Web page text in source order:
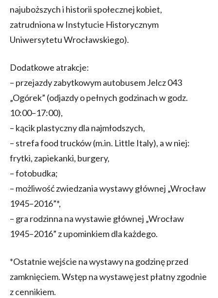
najuboższych i historii społecznej kobiet,
zatrudniona w Instytucie Historycznym
Uniwersytetu Wrocławskiego).
Dodatkowe atrakcje:
– przejazdy zabytkowym autobusem Jelcz 043
„Ogórek” (odjazdy o pełnych godzinach w godz.
10:00–17:00),
– kącik plastyczny dla najmłodszych,
– strefa food trucków (m.in. Little Italy), a w niej:
frytki, zapiekanki, burgery,
– fotobudka;
– możliwość zwiedzania wystawy głównej „Wrocław
1945–2016”*,
– gra rodzinna na wystawie głównej „Wrocław
1945–2016” z upominkiem dla każdego.
*Ostatnie wejście na wystawy na godzinę przed
zamknięciem. Wstęp na wystawę jest płatny zgodnie
z cennikiem.